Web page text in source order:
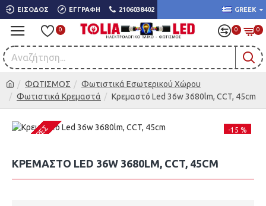
ΕΊΣΟΔΟΣ ΕΓΓΡΑΦΉ 2106038402 GREEK
0 0 0
ΦΩΤΙΣΜΟΣ
Φωτιστικά Εσωτερικού Χώρου
Φωτιστικά Κρεμαστά
Κρεμαστό Led 36w 3680lm, CCT, 45cm
-15 %
3-10 ΜΈΡΕΣ
ΚΡΕΜΑΣΤΌ LED 36W 3680LM, CCT, 45CM